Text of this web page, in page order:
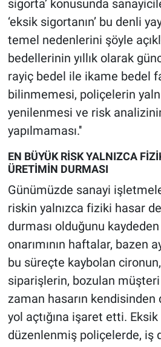
sigorta’ konusunda
‘eksik sigortanın’ bu denli
temel nedenlerini şöyle
bedellerinin yıllık olarak
rayiç bedel ile ikame bedel
bilinmemesi, poliçelerin
yenilenmesi ve risk
yapılmaması.''
EN BÜYÜK RİSK YALNIZCA
ÜRETİMİN DURMASI
Günümüzde sanayi
riskin yalnızca fiziki hasar
durması olduğunu
onarımının haftalar, bazen
bu süreçte kaybolan
siparişlerin, bozulan
zaman hasarın kendisinden
yol açtığına işaret etti.
düzenlenmiş poliçelerde, iş